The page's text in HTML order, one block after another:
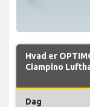
Hvad er
Ciampino
Dag